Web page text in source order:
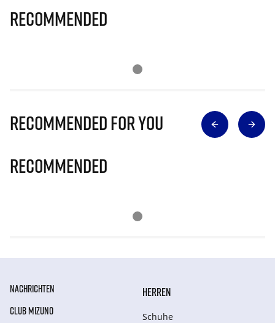
Recommended
Recommended for you
Recommended
NACHRICHTEN
CLUB MIZUNO
HERREN
Schuhe